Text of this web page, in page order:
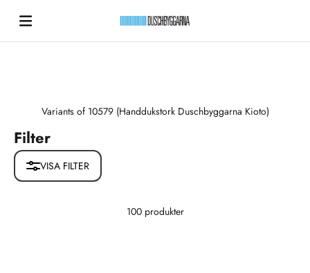
Duschbyggarna New
Variants of 10579 (Handdukstork Duschbyggarna Kioto)
Filter
VISA FILTER
100 produkter